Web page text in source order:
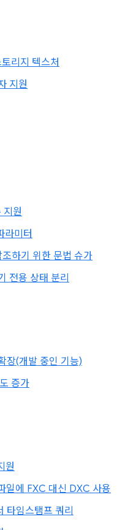
리지 텍스처
지원
지원
라미터
하기 위한 문법 슈가
전용 상태 분리
장(개발 중인 기능)
증가
원
일에 FXC 대신 DXC 사용
타임스탬프 쿼리